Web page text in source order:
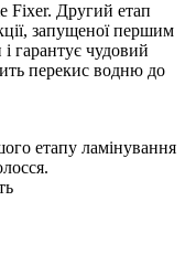
Fixer. Другий етап
запущеної першим
гарантує чудовий
перекис водню до
етапу ламінування